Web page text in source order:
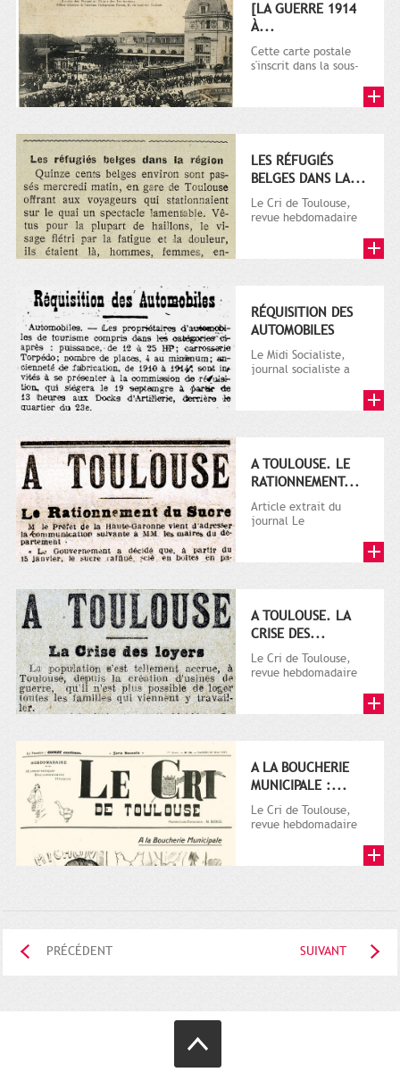
[LA GUERRE 1914
À...
Cette carte postale
s'inscrit dans la sous-
plusieurs milliers de...
LES RÉFUGIÉS
BELGES DANS LA...
Le Cri de Toulouse,
revue hebdomadaire
puis...
RÉQUISITION DES
AUTOMOBILES
Le Midi Socialiste,
journal socialiste a
A TOULOUSE. LE
RATIONNEMENT...
Article extrait du
journal Le
A TOULOUSE. LA
CRISE DES...
Le Cri de Toulouse,
revue hebdomadaire
A LA BOUCHERIE
MUNICIPALE :...
Le Cri de Toulouse,
revue hebdomadaire
PRÉCÉDENT SUIVANT